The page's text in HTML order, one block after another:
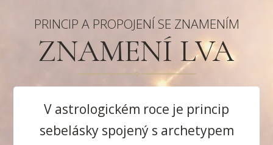
PRINCIP A PROPOJENÍ SE ZNAMENÍM
ZNAMENÍ LVA
V astrologickém roce je princip
sebelásky spojený s archetypem